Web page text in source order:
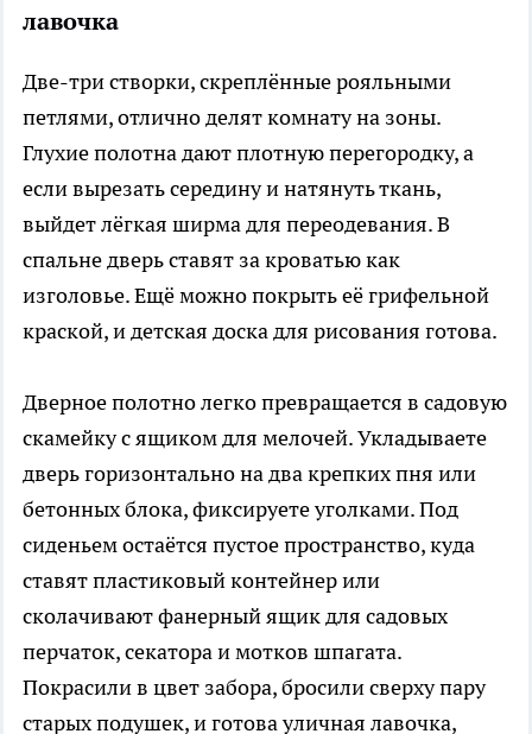
лавочка
Две-три створки, скреплённые рояльными
петлями, отлично делят комнату на зоны.
Глухие полотна дают плотную перегородку, а
если вырезать середину и натянуть ткань,
выйдет лёгкая ширма для переодевания. В
спальне дверь ставят за кроватью как
изголовье. Ещё можно покрыть её грифельной
краской, и детская доска для рисования готова.
Дверное полотно легко превращается в садовую
скамейку с ящиком для мелочей. Укладываете
дверь горизонтально на два крепких пня или
бетонных блока, фиксируете уголками. Под
сиденьем остаётся пустое пространство, куда
ставят пластиковый контейнер или
сколачивают фанерный ящик для садовых
перчаток, секатора и мотков шпагата.
Покрасили в цвет забора, бросили сверху пару
старых подушек, и готова уличная лавочка,